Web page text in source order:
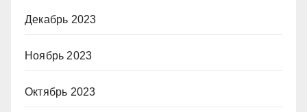
Декабрь 2023
Ноябрь 2023
Октябрь 2023